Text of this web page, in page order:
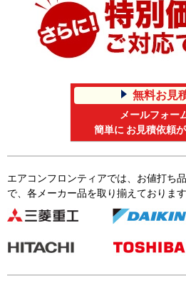
無料お見
メールフォー
簡単に お見積依頼
エアコンフロンティアでは、お値打ち
で、各メーカー品を取り揃えております